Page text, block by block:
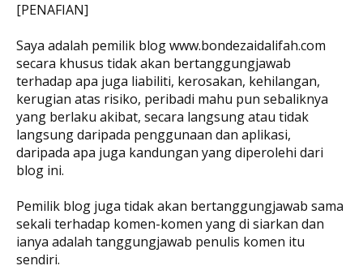
[PENAFIAN]
Saya adalah pemilik blog www.bondezaidalifah.com
secara khusus tidak akan bertanggungjawab
terhadap apa juga liabiliti, kerosakan, kehilangan,
kerugian atas risiko, peribadi mahu pun sebaliknya
yang berlaku akibat, secara langsung atau tidak
langsung daripada penggunaan dan aplikasi,
daripada apa juga kandungan yang diperolehi dari
blog ini.
Pemilik blog juga tidak akan bertanggungjawab sama
sekali terhadap komen-komen yang di siarkan dan
ianya adalah tanggungjawab penulis komen itu
sendiri.